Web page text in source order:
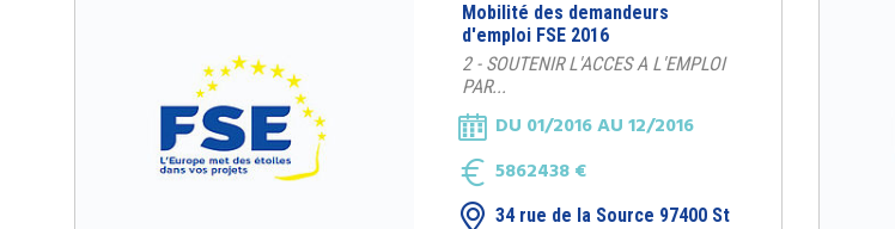
Mobilité des demandeurs
d'emploi FSE 2016
2 - SOUTENIR L'ACCES A L'EMPLOI
PAR...
DU 01/2016 AU 12/2016
5862438 €
34 rue de la Source 97400 St